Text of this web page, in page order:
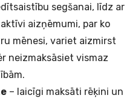
segšanai, līdz ar
aizņēmumi, par ko
mēnesi, variet aizmirst
neizmaksāsiet vismaz
– laicīgi maksāti rēķini un